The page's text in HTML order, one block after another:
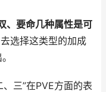
、要命几种属性是可
选择这类型的加成
、三”在PVE方面的表